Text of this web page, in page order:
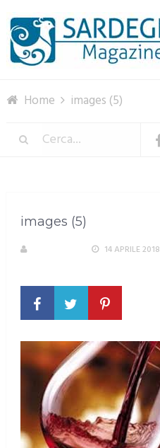
Home images (5)
images (5)
14 APRILE 2018